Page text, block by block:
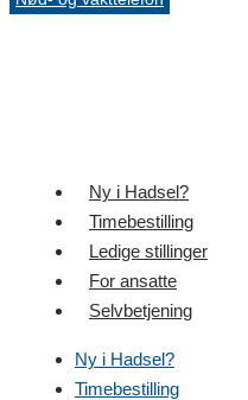
Ny i Hadsel?
Timebestilling
Ledige stillinger
For ansatte
Selvbetjening
Ny i Hadsel?
Timebestilling